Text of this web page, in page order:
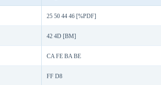
25 50 44 46 [%PDF]
42 4D [BM]
CA FE BA BE
FF D8